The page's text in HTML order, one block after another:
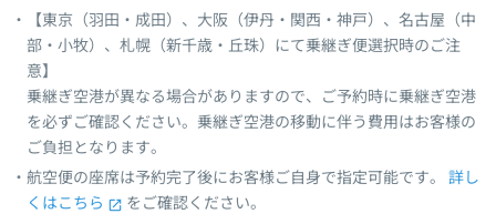
【東京（羽田・成田）、大阪（伊丹・関西・神戸）、名古屋（中
部・小牧）、札幌（新千歳・丘珠）にて乗継ぎ便選択時のご注
意】
乗継ぎ空港が異なる場合がありますので、ご予約時に乗継ぎ空港
を必ずご確認ください。乗継ぎ空港の移動に伴う費用はお客様の
ご負担となります。
航空便の座席は予約完了後にお客様ご自身で指定可能です。
詳し
くはこちら
をご確認ください。